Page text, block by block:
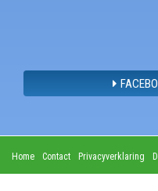
Home Contact Privacyverklaring